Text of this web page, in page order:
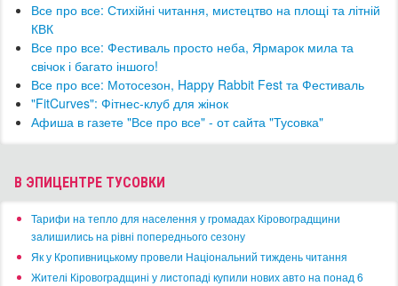
Все про все: Стихійні читання, мистецтво на площі та літній
КВК
Все про все: Фестиваль просто неба, Ярмарок мила та
свічок і багато іншого!
Все про все: Мотосезон, Happy Rabbit Fest та Фестиваль
"FitCurves": Фітнес-клуб для жінок
Афиша в газете "Все про все" - от сайта "Тусовка"
В ЭПИЦЕНТРЕ ТУСОВКИ
​Тарифи на тепло для населення у громадах Кіровоградщини
залишились на рівні попереднього сезону
​Як у Кропивницькому провели Національний тиждень читання
​Жителі Кіровоградщині у листопаді купили нових авто на понад 6